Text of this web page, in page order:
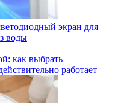
экран для
воды
как выбрать
работает